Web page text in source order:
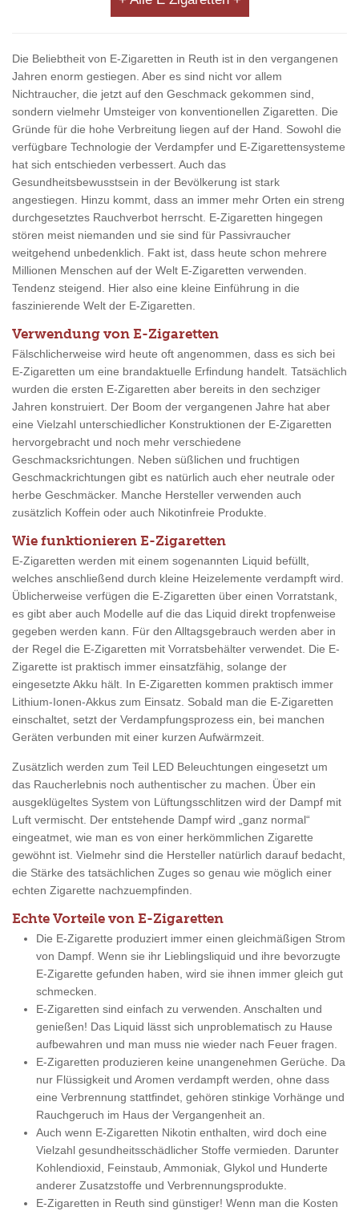
Die Beliebtheit von E-Zigaretten in Reuth ist in den vergangenen
Jahren enorm gestiegen. Aber es sind nicht vor allem
Nichtraucher, die jetzt auf den Geschmack gekommen sind,
sondern vielmehr Umsteiger von konventionellen Zigaretten. Die
Gründe für die hohe Verbreitung liegen auf der Hand. Sowohl die
verfügbare Technologie der Verdampfer und E-Zigarettensysteme
hat sich entschieden verbessert. Auch das
Gesundheitsbewusstsein in der Bevölkerung ist stark
angestiegen. Hinzu kommt, dass an immer mehr Orten ein streng
durchgesetztes Rauchverbot herrscht. E-Zigaretten hingegen
stören meist niemanden und sie sind für Passivraucher
weitgehend unbedenklich. Fakt ist, dass heute schon mehrere
Millionen Menschen auf der Welt E-Zigaretten verwenden.
Tendenz steigend. Hier also eine kleine Einführung in die
faszinierende Welt der E-Zigaretten.
Verwendung von E-Zigaretten
Fälschlicherweise wird heute oft angenommen, dass es sich bei
E-Zigaretten um eine brandaktuelle Erfindung handelt. Tatsächlich
wurden die ersten E-Zigaretten aber bereits in den sechziger
Jahren konstruiert. Der Boom der vergangenen Jahre hat aber
eine Vielzahl unterschiedlicher Konstruktionen der E-Zigaretten
hervorgebracht und noch mehr verschiedene
Geschmacksrichtungen. Neben süßlichen und fruchtigen
Geschmackrichtungen gibt es natürlich auch eher neutrale oder
herbe Geschmäcker. Manche Hersteller verwenden auch
zusätzlich Koffein oder auch Nikotinfreie Produkte.
Wie funktionieren E-Zigaretten
E-Zigaretten werden mit einem sogenannten Liquid befüllt,
welches anschließend durch kleine Heizelemente verdampft wird.
Üblicherweise verfügen die E-Zigaretten über einen Vorratstank,
es gibt aber auch Modelle auf die das Liquid direkt tropfenweise
gegeben werden kann. Für den Alltagsgebrauch werden aber in
der Regel die E-Zigaretten mit Vorratsbehälter verwendet. Die E-
Zigarette ist praktisch immer einsatzfähig, solange der
eingesetzte Akku hält. In E-Zigaretten kommen praktisch immer
Lithium-Ionen-Akkus zum Einsatz. Sobald man die E-Zigaretten
einschaltet, setzt der Verdampfungsprozess ein, bei manchen
Geräten verbunden mit einer kurzen Aufwärmzeit.
Zusätzlich werden zum Teil LED Beleuchtungen eingesetzt um
das Raucherlebnis noch authentischer zu machen. Über ein
ausgeklügeltes System von Lüftungsschlitzen wird der Dampf mit
Luft vermischt. Der entstehende Dampf wird „ganz normal“
eingeatmet, wie man es von einer herkömmlichen Zigarette
gewöhnt ist. Vielmehr sind die Hersteller natürlich darauf bedacht,
die Stärke des tatsächlichen Zuges so genau wie möglich einer
echten Zigarette nachzuempfinden.
Echte Vorteile von E-Zigaretten
Die E-Zigarette produziert immer einen gleichmäßigen Strom
von Dampf. Wenn sie ihr Lieblingsliquid und ihre bevorzugte
E-Zigarette gefunden haben, wird sie ihnen immer gleich gut
schmecken.
E-Zigaretten sind einfach zu verwenden. Anschalten und
genießen! Das Liquid lässt sich unproblematisch zu Hause
aufbewahren und man muss nie wieder nach Feuer fragen.
E-Zigaretten produzieren keine unangenehmen Gerüche. Da
nur Flüssigkeit und Aromen verdampft werden, ohne dass
eine Verbrennung stattfindet, gehören stinkige Vorhänge und
Rauchgeruch im Haus der Vergangenheit an.
Auch wenn E-Zigaretten Nikotin enthalten, wird doch eine
Vielzahl gesundheitsschädlicher Stoffe vermieden. Darunter
Kohlendioxid, Feinstaub, Ammoniak, Glykol und Hunderte
anderer Zusatzstoffe und Verbrennungsprodukte.
E-Zigaretten in Reuth sind günstiger! Wenn man die Kosten